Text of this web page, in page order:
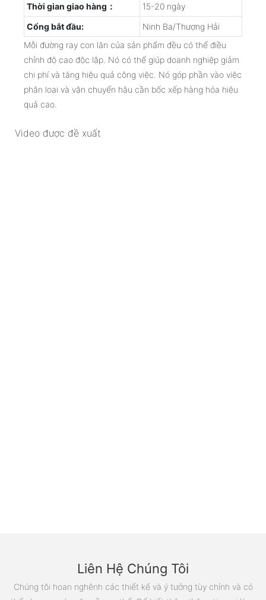
Thời gian giao hàng：
15-20 ngày
Cổng bắt đầu:
Ninh Ba/Thượng Hải
Mỗi đường ray con lăn của sản phẩm đều có thể điều
chỉnh độ cao độc lập. Nó có thể giúp doanh nghiệp giảm
chi phí và tăng hiệu quả công việc. Nó góp phần vào việc
phân loại và vận chuyển hậu cần bốc xếp hàng hóa hiệu
quả cao.
Video được đề xuất
Liên Hệ Chúng Tôi
Chúng tôi hoan nghênh các thiết kế và ý tưởng tùy chỉnh và có